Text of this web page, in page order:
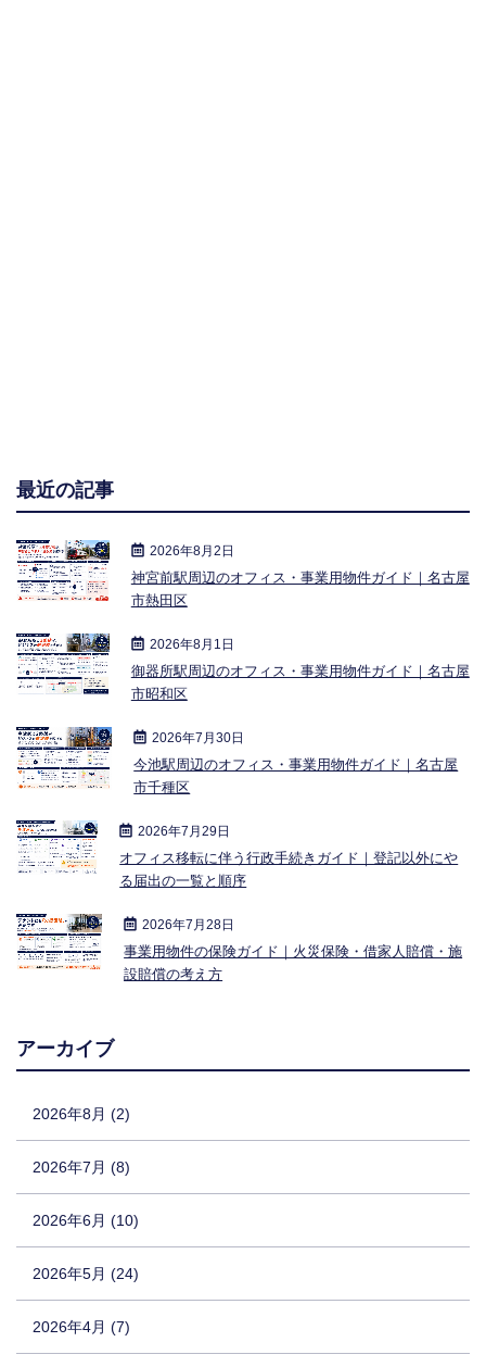
最近の記事
2026年8月2日
神宮前駅周辺のオフィス・事業用物件ガイド｜名古屋
市熱田区
2026年8月1日
御器所駅周辺のオフィス・事業用物件ガイド｜名古屋
市昭和区
2026年7月30日
今池駅周辺のオフィス・事業用物件ガイド｜名古屋
市千種区
2026年7月29日
オフィス移転に伴う行政手続きガイド｜登記以外にや
る届出の一覧と順序
2026年7月28日
事業用物件の保険ガイド｜火災保険・借家人賠償・施
設賠償の考え方
アーカイブ
2026年8月 (2)
2026年7月 (8)
2026年6月 (10)
2026年5月 (24)
2026年4月 (7)